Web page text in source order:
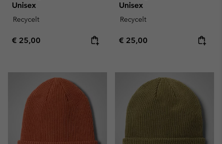
Unisex
Recycelt
Regular price:
€ 25,00
Unisex
Recycelt
Regular price:
€ 25,00